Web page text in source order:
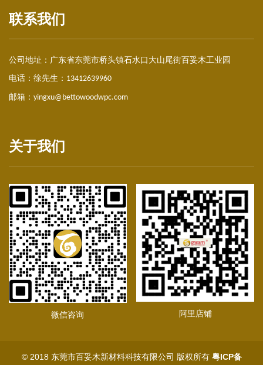
联系我们
公司地址： 广东省东莞市桥头镇石水口大山尾街百妥木工业园
电话：徐先生： 13412639960
邮箱： yingxu@bettowoodwpc.com
关于我们
微信咨询 阿里店铺
© 2018 东莞市百妥木新材料科技有限公司 版权所有 粤ICP备